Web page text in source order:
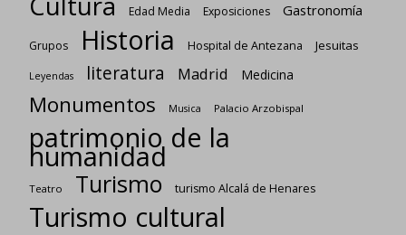
Edad Media Exposiciones Gastronomía
Grupos Historia Hospital de Antezana Jesuitas
Leyendas literatura Madrid Medicina
Monumentos Musica Palacio Arzobispal
patrimonio de la
humanidad
Teatro Turismo turismo Alcalá de Henares
Turismo cultural